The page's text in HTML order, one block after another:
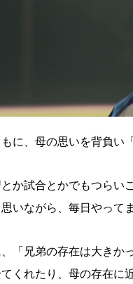
北海道で暮らす、あなた
明日への”きっかけ
に、母の思いを背負い
とか試合とかでもつら
いながら、毎日やって
「兄弟の存在は大きか
くれたり、母の存在に